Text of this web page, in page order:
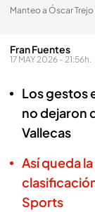
Manteo a Óscar
Fran Fuentes
17 MAY 2026 - 21:56h.
Los gestos
no dejaron
Vallecas
Así queda
Sports